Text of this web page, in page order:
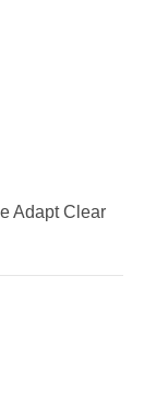
Adapt Clear